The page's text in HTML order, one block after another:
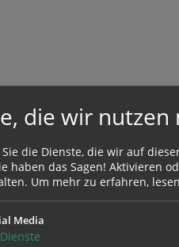
Cookies von Google Maps
die wir nutzen
die Dienste, die wir auf
haben das Sagen! Aktivieren
Um mehr zu erfahren,
Media
Dienste